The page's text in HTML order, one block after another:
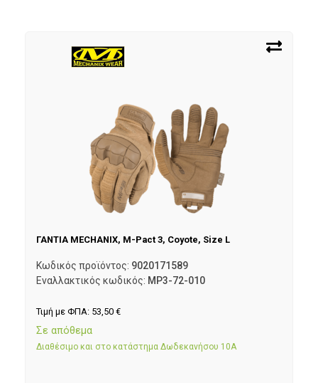
ΓΑΝΤΙΑ MECHANIX, M-Pact 3, Coyote, Size L
Κωδικός προϊόντος: 9020171589
Εναλλακτικός κωδικός: MP3-72-010
Τιμή με ΦΠΑ: 53,50 €
Σε απόθεμα
Διαθέσιμο και στο κατάστημα Δωδεκανήσου 10Α